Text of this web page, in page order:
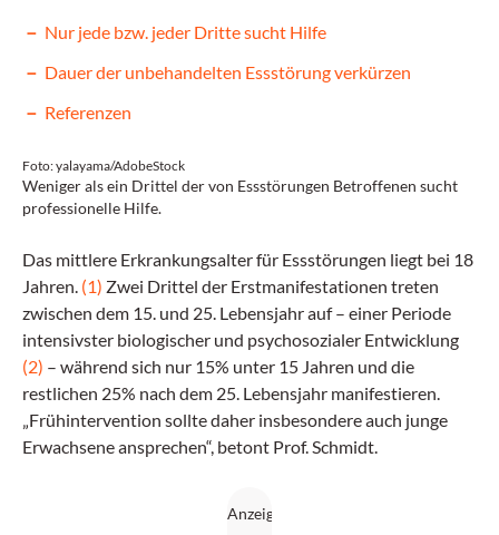
Nur jede bzw. jeder Dritte sucht Hilfe
Dauer der unbehandelten Essstörung verkürzen
Referenzen
Foto: yalayama/AdobeStock
Weniger als ein Drittel der von Essstörungen Betroffenen sucht
professionelle Hilfe.
Das mittlere Erkrankungsalter für Essstörungen liegt bei 18
Jahren. (1) Zwei Drittel der Erstmanifestationen treten
zwischen dem 15. und 25. Lebensjahr auf – einer Periode
intensivster biologischer und psychosozialer Entwicklung
(2) – während sich nur 15% unter 15 Jahren und die
restlichen 25% nach dem 25. Lebensjahr manifestieren.
„Frühintervention sollte daher insbesondere auch junge
Erwachsene ansprechen“, betont Prof. Schmidt.